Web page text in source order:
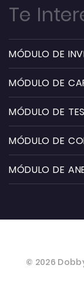
Te
MÓDULO DE
MÓDULO DE
MÓDULO DE
MÓDULO DE
MÓDULO DE
© 2026